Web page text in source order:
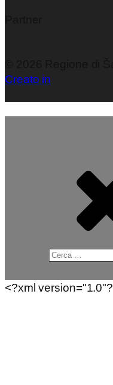
Creato in
Ricerca
<?xml version="1.0"?